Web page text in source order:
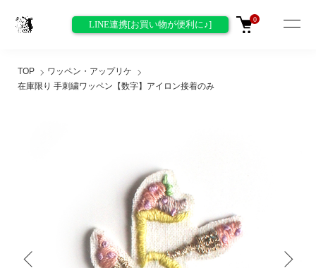
LINE連携[お買い物が便利に♪] 0
TOP
ワッペン・アップリケ
在庫限り 手刺繍ワッペン【数字】アイロン接着のみ